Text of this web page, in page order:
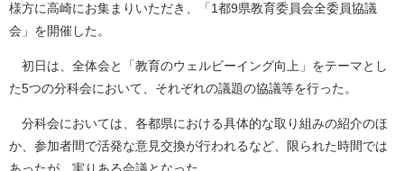
様方に高崎にお集まりいただき、「1都9県教育委員会全委員協議
会」を開催した。
初日は、全体会と「教育のウェルビーイング向上」をテーマとし
た5つの分科会において、それぞれの議題の協議等を行った。
分科会においては、各都県における具体的な取り組みの紹介のほ
か、参加者間で活発な意見交換が行われるなど、限られた時間では